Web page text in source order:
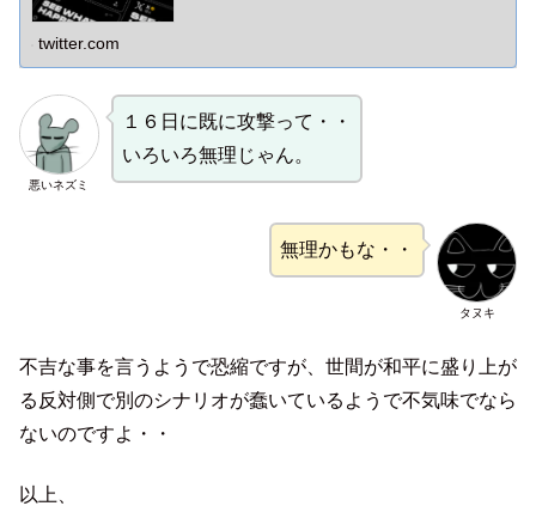
twitter.com
悪いネズミ
１６日に既に攻撃って・・
いろいろ無理じゃん。
タヌキ
無理かもな・・
不吉な事を言うようで恐縮ですが、世間が和平に盛り上が
る反対側で別のシナリオが蠢いているようで不気味でなら
ないのですよ・・
以上、